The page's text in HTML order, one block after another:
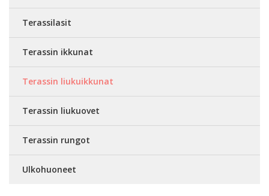
Terassilasit
Terassin ikkunat
Terassin liukuikkunat
Terassin liukuovet
Terassin rungot
Ulkohuoneet